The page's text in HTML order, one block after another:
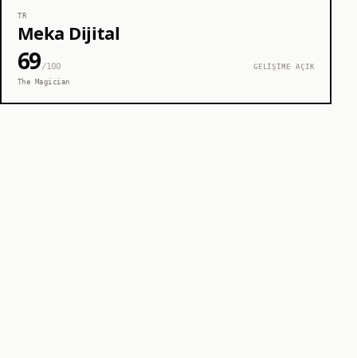
TR
Meka Dijital
69/100
GELİŞİME AÇIK
The Magician